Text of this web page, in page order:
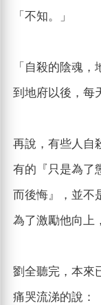
「不知。」
「自殺的陰魂
到地府以後，每
再說，有些人自
有的『只是為了
而後悔』，並不
為了激勵他向上
劉全聽完，本來
痛哭流涕的說：